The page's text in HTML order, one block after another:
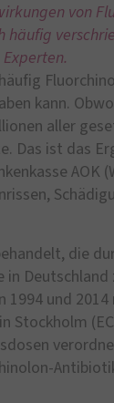
von
kann.
aller
Das ist das
AOK
die
und